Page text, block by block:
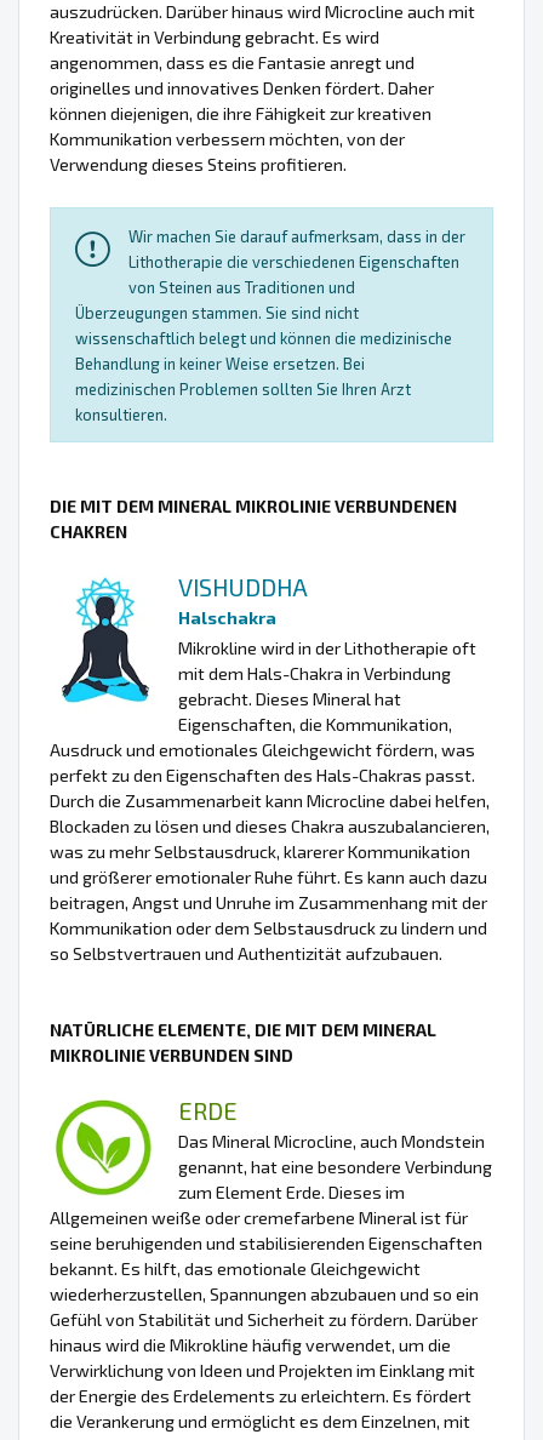
auszudrücken. Darüber hinaus wird Microcline auch mit
Kreativität in Verbindung gebracht. Es wird
angenommen, dass es die Fantasie anregt und
originelles und innovatives Denken fördert. Daher
können diejenigen, die ihre Fähigkeit zur kreativen
Kommunikation verbessern möchten, von der
Verwendung dieses Steins profitieren.
Wir machen Sie darauf aufmerksam, dass in der
Lithotherapie die verschiedenen Eigenschaften
von Steinen aus Traditionen und
Überzeugungen stammen. Sie sind nicht
wissenschaftlich belegt und können die medizinische
Behandlung in keiner Weise ersetzen. Bei
medizinischen Problemen sollten Sie Ihren Arzt
konsultieren.
DIE MIT DEM MINERAL MIKROLINIE VERBUNDENEN
CHAKREN
VISHUDDHA
Halschakra
Mikrokline wird in der Lithotherapie oft
mit dem Hals-Chakra in Verbindung
gebracht. Dieses Mineral hat
Eigenschaften, die Kommunikation,
Ausdruck und emotionales Gleichgewicht fördern, was
perfekt zu den Eigenschaften des Hals-Chakras passt.
Durch die Zusammenarbeit kann Microcline dabei helfen,
Blockaden zu lösen und dieses Chakra auszubalancieren,
was zu mehr Selbstausdruck, klarerer Kommunikation
und größerer emotionaler Ruhe führt. Es kann auch dazu
beitragen, Angst und Unruhe im Zusammenhang mit der
Kommunikation oder dem Selbstausdruck zu lindern und
so Selbstvertrauen und Authentizität aufzubauen.
NATÜRLICHE ELEMENTE, DIE MIT DEM MINERAL
MIKROLINIE VERBUNDEN SIND
ERDE
Das Mineral Microcline, auch Mondstein
genannt, hat eine besondere Verbindung
zum Element Erde. Dieses im
Allgemeinen weiße oder cremefarbene Mineral ist für
seine beruhigenden und stabilisierenden Eigenschaften
bekannt. Es hilft, das emotionale Gleichgewicht
wiederherzustellen, Spannungen abzubauen und so ein
Gefühl von Stabilität und Sicherheit zu fördern. Darüber
hinaus wird die Mikrokline häufig verwendet, um die
Verwirklichung von Ideen und Projekten im Einklang mit
der Energie des Erdelements zu erleichtern. Es fördert
die Verankerung und ermöglicht es dem Einzelnen, mit